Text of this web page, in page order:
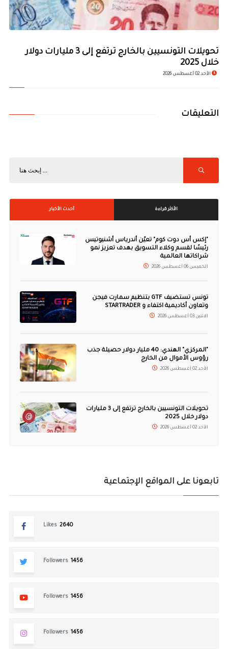
تحويلات التونسيين بالخارج ترتفع إلى 3 مليارات دولار
خلال 2025
الأحد 02 أغسطس 2026
التعليقات
الأكثر قراءة أحدث الأخبار
"إكس أس دوت كوم" تعيّن أندرياس أشنيوتيس
رئيسًا لقسم وكلاء التسويق بهدف تعزيز نمو
شراكاتها العالمية
الخميس 06 أغسطس 2026
تونس تستضيف GTF بتنظيم سمارت فيجن
وتعاون أكاديمية اكتفاء و STARTRADER
الاثنين 03 أغسطس 2026
"المركزي" الهندي: 40 مليار دولار حصيلة جذب
رؤوس الأموال من الخارج
الأحد 02 أغسطس 2026
تحويلات التونسيين بالخارج ترتفع إلى 3 مليارات
دولار خلال 2025
الأحد 02 أغسطس 2026
تابعونا على المواقع الإجتماعية
Likes 2640
Followers 1456
Followers 1456
Followers 1456